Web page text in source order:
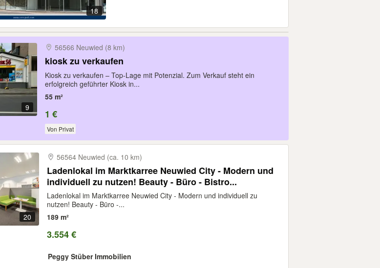
18
9
56566 Neuwied (8 km)
kiosk zu verkaufen
Kiosk zu verkaufen – Top-Lage mit Potenzial. Zum Verkauf steht ein
erfolgreich geführter Kiosk in...
55 m²
1 €
Von Privat
20
56564 Neuwied (ca. 10 km)
Ladenlokal im Marktkarree Neuwied City - Modern und
individuell zu nutzen! Beauty - Büro - Bistro...
Ladenlokal im Marktkarree Neuwied City - Modern und individuell zu
nutzen! Beauty - Büro -...
189 m²
3.554 €
Peggy Stüber Immobilien